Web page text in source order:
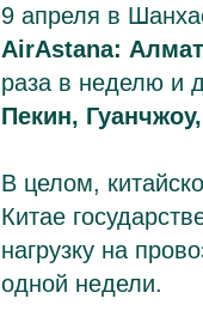
9 апреля в
AirAstana:
раза в неделю и
Пекин,
В целом,
Китае
нагрузку на
одной недели.